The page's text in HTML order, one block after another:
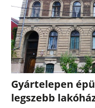
Gyártelepen
legszebb